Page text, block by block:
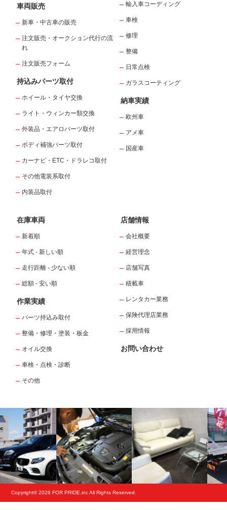
車両販売
新車・中古車の販売
注文販売・オークション代行の流
れ
注文販売フォーム
持込みパーツ取付
ホイール・タイヤ交換
ライト・ウィンカー類交換
外装品・エアロパーツ取付
ボディ補強パーツ取付
カーナビ・ETC・ドラレコ取付
その他電装系取付
内装品取付
輸入車コーディング
車検
修理
整備
日常点検
ガラスコーティング
納車実績
欧州車
アメ車
国産車
在庫車両
新着順
年式 - 新しい順
走行距離 - 少ない順
総額 - 安い順
作業実績
パーツ持込み取付
整備・修理・塗装・板金
オイル交換
車検・点検・診断
その他
店舗情報
会社概要
経営理念
店舗写真
積載車
レンタカー業務
保険代理店業務
採用情報
お問い合わせ
Copyright© 2026 FOR PRIDE.inc All Rights Reserved.